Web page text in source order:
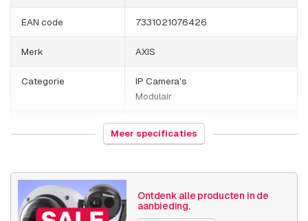
EAN code 7331021076426
Merk AXIS
Categorie
IP Camera's
Modulair
852589
Grootte (lxbxh)
Camera
Buiten camera
Meer specificaties
Ontdenk alle producten in de
aanbieding.